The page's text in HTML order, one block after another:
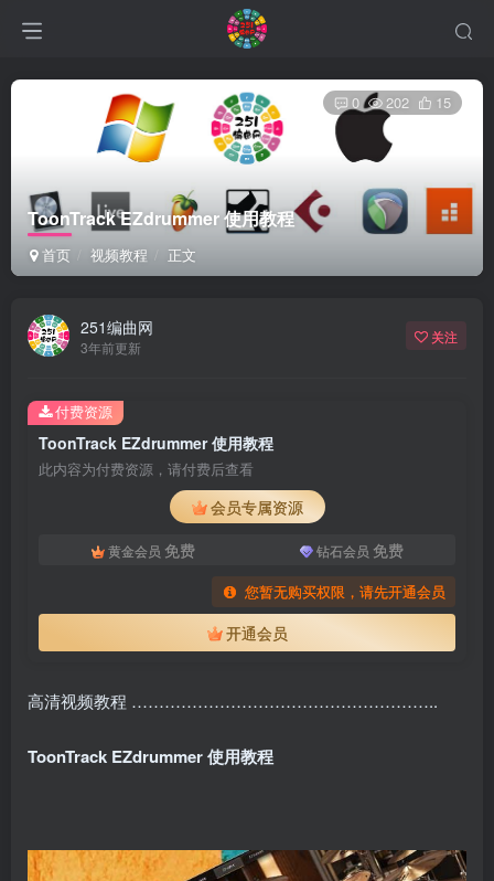
ToonTrack EZdrummer 使用教程
首页 视频教程 正文
0 202 15
251编曲网
3年前更新
关注
ToonTrack EZdrummer 使用教程
此内容为付费资源，请付费后查看
会员专属资源
黄金会员 免费 钻石会员 免费
您暂无购买权限，请先开通会员
开通会员
付费资源
高清视频教程 ………………………………………………..
ToonTrack EZdrummer 使用教程